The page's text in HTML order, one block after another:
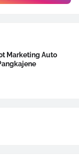
Marketing Auto